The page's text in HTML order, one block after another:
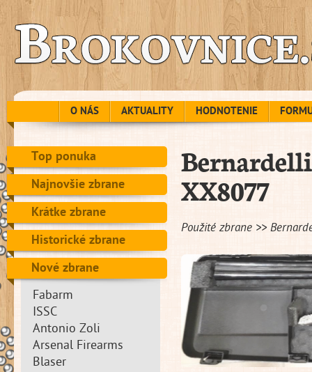
O NÁS AKTUALITY HODNOTENIE
Top ponuka
Najnovšie zbrane
Krátke zbrane
Historické zbrane
Nové zbrane
Fabarm
ISSC
Antonio Zoli
Arsenal Firearms
Blaser
XX8077
Použité zbrane >>